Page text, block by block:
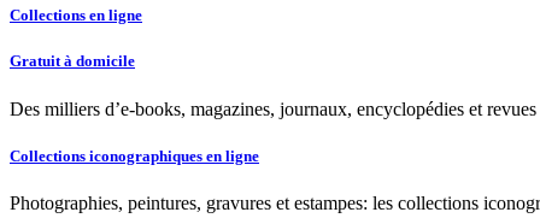
Collections en ligne
Gratuit à domicile
Des milliers d’e-books, magazines, journaux, encyclopédies et
Collections iconographiques en ligne
Photographies, peintures, gravures et estampes: les collections